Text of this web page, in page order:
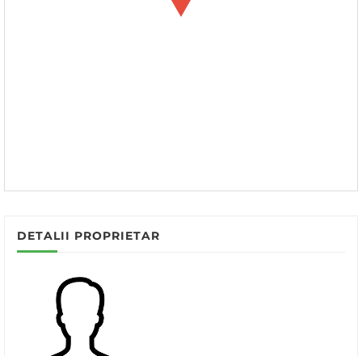
DETALII PROPRIETAR